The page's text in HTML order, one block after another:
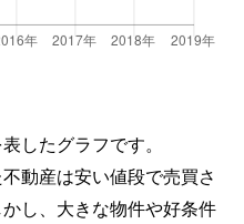
したグラフです。
動産は安い値段で売買さ
し、大きな物件や好条件